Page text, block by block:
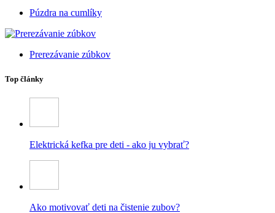
Púzdra na cumlíky
Prerezávanie zúbkov
Top články
Elektrická kefka pre deti - ako ju vybrať?
Ako motivovať deti na čistenie zubov?